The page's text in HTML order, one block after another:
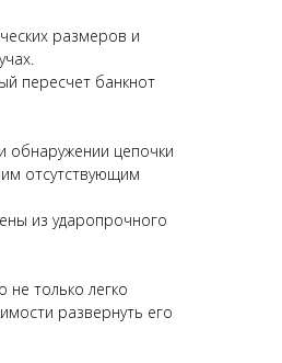
размеров и
пересчет банкнот
обнаружении цепочки
отсутствующим
из ударопрочного
не только легко
развернуть его